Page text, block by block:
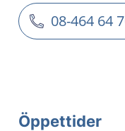
08-464 64
Öppettider